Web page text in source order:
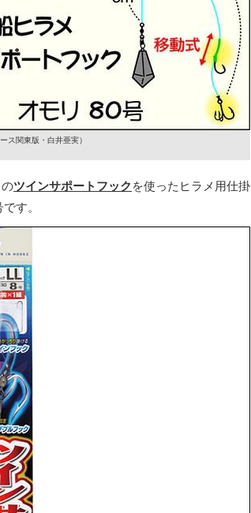
ス関東版・白井亜実）
ツインサポートフック を使ったヒラメ用仕掛
す。